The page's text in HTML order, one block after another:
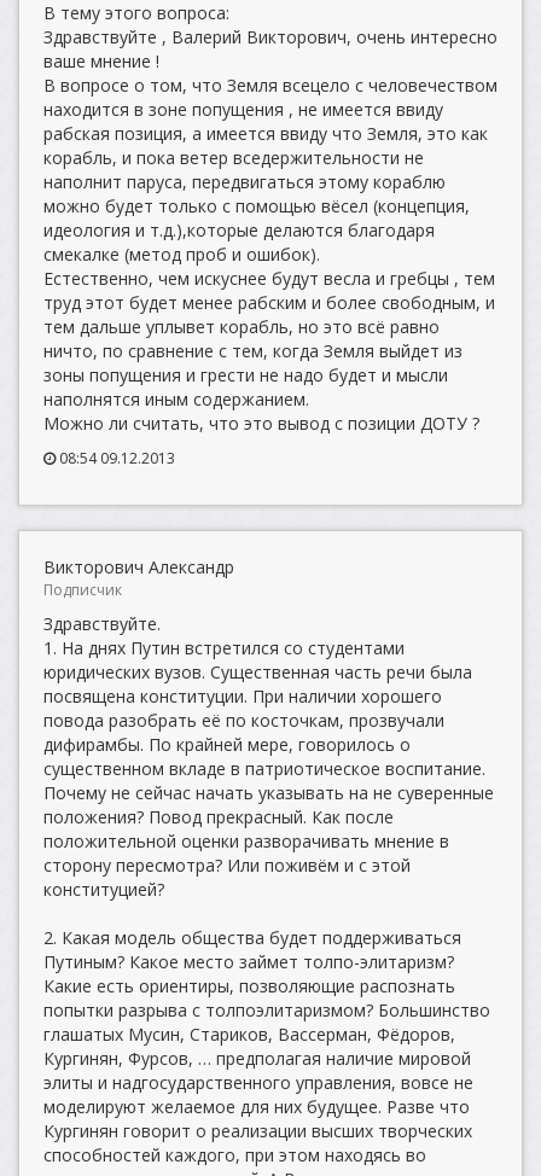
В тему этого вопроса:
Здравствуйте , Валерий Викторович, очень интересно
ваше мнение !
В вопросе о том, что Земля всецело с человечеством
находится в зоне попущения , не имеется ввиду
рабская позиция, а имеется ввиду что Земля, это как
корабль, и пока ветер вседержительности не
наполнит паруса, передвигаться этому кораблю
можно будет только с помощью вёсел (концепция,
идеология и т.д.),которые делаются благодаря
смекалке (метод проб и ошибок).
Естественно, чем искуснее будут весла и гребцы , тем
труд этот будет менее рабским и более свободным, и
тем дальше уплывет корабль, но это всё равно
ничто, по сравнение с тем, когда Земля выйдет из
зоны попущения и грести не надо будет и мысли
наполнятся иным содержанием.
Можно ли считать, что это вывод с позиции ДОТУ ?
08:54 09.12.2013
Викторович Александр
Подписчик
Здравствуйте.
1. На днях Путин встретился со студентами
юридических вузов. Существенная часть речи была
посвящена конституции. При наличии хорошего
повода разобрать её по косточкам, прозвучали
дифирамбы. По крайней мере, говорилось о
существенном вкладе в патриотическое воспитание.
Почему не сейчас начать указывать на не суверенные
положения? Повод прекрасный. Как после
положительной оценки разворачивать мнение в
сторону пересмотра? Или поживём и с этой
конституцией?
2. Какая модель общества будет поддерживаться
Путиным? Какое место займет толпо-элитаризм?
Какие есть ориентиры, позволяющие распознать
попытки разрыва с толпоэлитаризмом? Большинство
глашатых Мусин, Стариков, Вассерман, Фёдоров,
Кургинян, Фурсов, … предполагая наличие мировой
элиты и надгосударственного управления, вовсе не
моделируют желаемое для них будущее. Разве что
Кургинян говорит о реализации высших творческих
способностей каждого, при этом находясь во